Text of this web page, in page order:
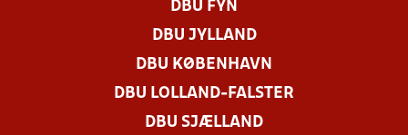
DBU FYN
DBU JYLLAND
DBU KØBENHAVN
DBU LOLLAND-FALSTER
DBU SJÆLLAND